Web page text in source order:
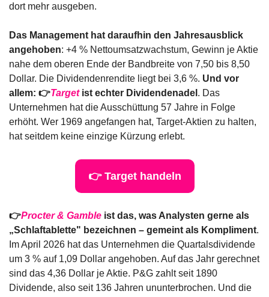
dort mehr ausgeben.
Das Management hat daraufhin den Jahresausblick
angehoben: +4 % Nettoumsatzwachstum, Gewinn je Aktie
nahe dem oberen Ende der Bandbreite von 7,50 bis 8,50
Dollar. Die Dividendenrendite liegt bei 3,6 %. Und vor
allem: 👉Target ist echter Dividendenadel . Das
Unternehmen hat die Ausschüttung 57 Jahre in Folge
erhöht. Wer 1969 angefangen hat, Target-Aktien zu halten,
hat seitdem keine einzige Kürzung erlebt.
👉 Target handeln
👉Procter & Gamble ist das, was Analysten gerne als
„Schlaftablette" bezeichnen – gemeint als Kompliment.
Im April 2026 hat das Unternehmen die Quartalsdividende
um 3 % auf 1,09 Dollar angehoben. Auf das Jahr gerechnet
sind das 4,36 Dollar je Aktie. P&G zahlt seit 1890
Dividende, also seit 136 Jahren ununterbrochen. Und die